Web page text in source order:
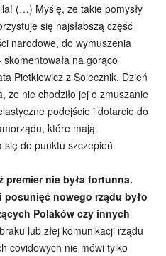
(…) Myślę, że takie pomysły
się najsłabszą część
narodowe, do wymuszenia
skomentowała na gorąco
Pietkiewicz z Solecznik. Dzień
że nie chodziło jej o zmuszanie
podejście i dotarcie do
które mają
do punktu szczepień.
premier nie była fortunna.
nowego rządu było
Polaków czy innych
lub złej komunikacji rządu
covidowych nie mówi tylko